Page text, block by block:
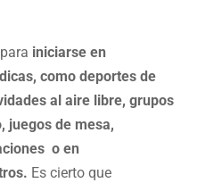
iniciarse en
como deportes de
al aire libre, grupos
juegos de mesa,
o en
Es cierto que